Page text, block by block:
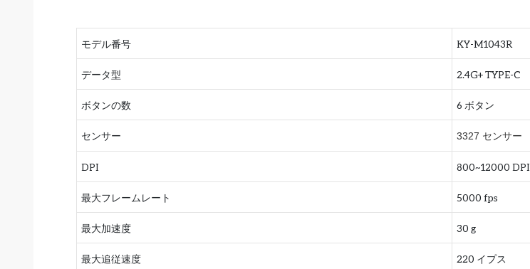
モデル番号 KY-M1043R
データ型 2.4G+ TYPE-C
ボタンの数 6 ボタン
センサー 3327 センサー
DPI 800~12000 DPI
最大フレームレート 5000 fps
最大加速度 30 g
最大追従速度 220 イプス